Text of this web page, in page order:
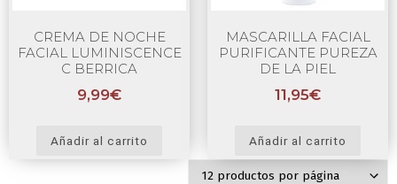
CREMA DE NOCHE
FACIAL LUMINISCENCE
C BERRICA
9,99€
Añadir al carrito
MASCARILLA FACIAL
PURIFICANTE PUREZA
DE LA PIEL
11,95€
Añadir al carrito